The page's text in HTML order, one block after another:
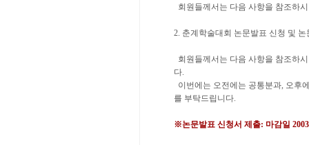
회원들께서는 다음 사항을 참조하
2. 춘계학술대회 논문발표 신청 및 논
회원들께서는 다음 사항을 참조하
다.
이번에는 오전에는 공통분과, 오후
를 부탁드립니다.
※논문발표 신청서 제출: 마감일